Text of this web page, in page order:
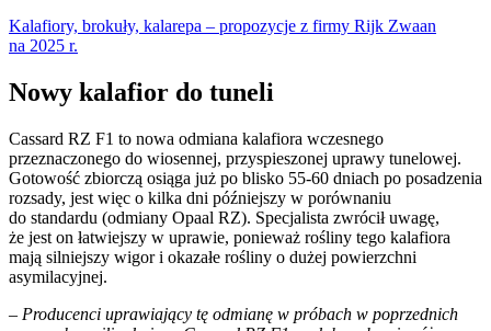
Kalafiory, brokuły, kalarepa – propozycje z firmy Rijk Zwaan
na 2025 r.
Nowy kalafior do tuneli
Cassard RZ F1 to nowa odmiana kalafiora wczesnego
przeznaczonego do wiosennej, przyspieszonej uprawy tunelowej.
Gotowość zbiorczą osiąga już po blisko 55-60 dniach po posadzenia
rozsady, jest więc o kilka dni późniejszy w porównaniu
do standardu (odmiany Opaal RZ). Specjalista zwrócił uwagę,
że jest on łatwiejszy w uprawie, ponieważ rośliny tego kalafiora
mają silniejszy wigor i okazałe rośliny o dużej powierzchni
asymilacyjnej.
– Producenci uprawiający tę odmianę w próbach w poprzednich